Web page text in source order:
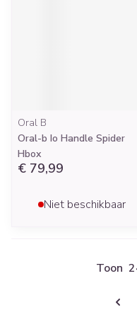
Oral B
Oral-b Io Handle Spider
Hbox
€ 79,99
Niet beschikbaar
Toon